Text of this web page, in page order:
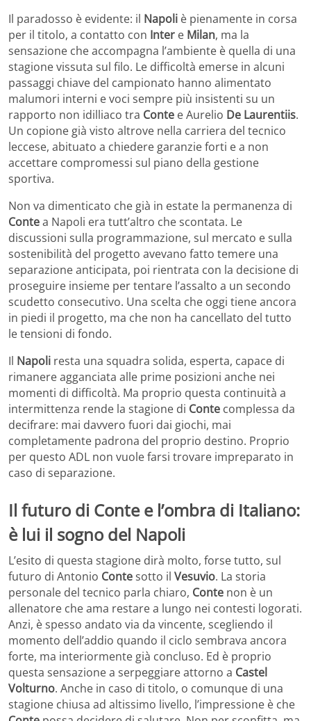
Il paradosso è evidente: il Napoli è pienamente in corsa
per il titolo, a contatto con Inter e Milan, ma la
sensazione che accompagna l’ambiente è quella di una
stagione vissuta sul filo. Le difficoltà emerse in alcuni
passaggi chiave del campionato hanno alimentato
malumori interni e voci sempre più insistenti su un
rapporto non idilliaco tra Conte e Aurelio De Laurentiis.
Un copione già visto altrove nella carriera del tecnico
leccese, abituato a chiedere garanzie forti e a non
accettare compromessi sul piano della gestione
sportiva.
Non va dimenticato che già in estate la permanenza di
Contea Napoli era tutt’altro che scontata. Le
discussioni sulla programmazione, sul mercato e sulla
sostenibilità del progetto avevano fatto temere una
separazione anticipata, poi rientrata con la decisione di
proseguire insieme per tentare l’assalto a un secondo
scudetto consecutivo. Una scelta che oggi tiene ancora
in piedi il progetto, ma che non ha cancellato del tutto
le tensioni di fondo.
Il Napoli resta una squadra solida, esperta, capace di
rimanere agganciata alle prime posizioni anche nei
momenti di difficoltà. Ma proprio questa continuità a
intermittenza rende la stagione di Conte complessa da
decifrare: mai davvero fuori dai giochi, mai
completamente padrona del proprio destino. Proprio
per questo ADL non vuole farsi trovare impreparato in
caso di separazione.
Il futuro di Conte e l’ombra di Italiano:
è lui il sogno del Napoli
L’esito di questa stagione dirà molto, forse tutto, sul
futuro di Antonio Contesotto il Vesuvio. La storia
personale del tecnico parla chiaro, Conte non è un
allenatore che ama restare a lungo nei contesti logorati.
Anzi, è spesso andato via da vincente, scegliendo il
momento dell’addio quando il ciclo sembrava ancora
forte, ma interiormente già concluso. Ed è proprio
questa sensazione a serpeggiare attorno a Castel
Volturno. Anche in caso di titolo, o comunque di una
stagione chiusa ad altissimo livello, l’impressione è che